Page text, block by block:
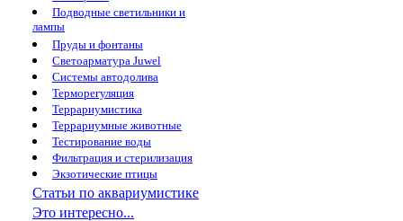
Подводные светильники и
лампы
Пруды и фонтаны
Светоарматура Juwel
Системы автодолива
Терморегуляция
Террариумистика
Террариумные животные
Тестирование воды
Фильтрация и стерилизация
Экзотические птицы
Статьи по аквариумистике
Это интересно...